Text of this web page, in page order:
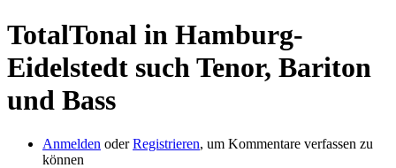
TotalTonal in Hamburg-
Eidelstedt such Tenor, Bariton
und Bass
Anmelden oderRegistrieren, um Kommentare verfassen zu
können